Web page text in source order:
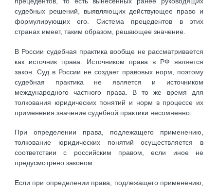
судебных решений, выявляющих действующее право и
формулирующих его. Система прецедентов в этих
странах имеет, таким образом, решающее значение.
В России судебная практика вообще не рассматривается
как источник права. Источником права в РФ является
закон. Суд в России не создает правовых норм, поэтому
судебная практика не является и источником
международного частного права. В то же время для
толкования юридических понятий и норм в процессе их
применения значение судебной практики несомненно.
При определении права, подлежащего применению,
толкование юридических понятий осуществляется в
соответствии с российским правом, если иное не
предусмотрено законом.
Если при определении права, подлежащего применению,